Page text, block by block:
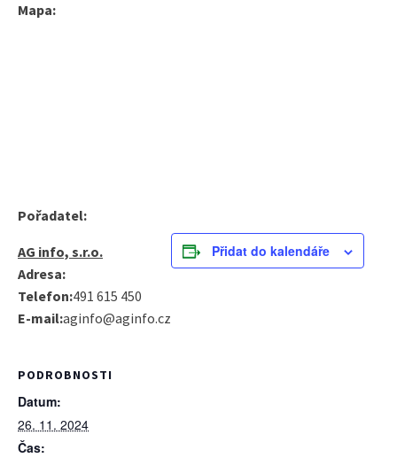
Mapa:
Pořadatel:
AG info, s.r.o.
Adresa:
Telefon:491 615 450
E-mail:aginfo@aginfo.cz
Přidat do kalendáře
PODROBNOSTI
Datum:
26. 11. 2024
Čas: